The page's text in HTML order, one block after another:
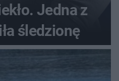
Jedna z
śledzionę